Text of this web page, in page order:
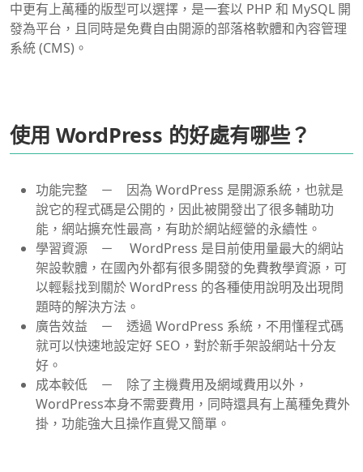
中更有上萬種的版型可以選擇，是一套以 PHP 和 MySQL 開
發為平台，且同時是免費自由開源的部落格軟體和內容管理
系統 (CMS)。
使用 WordPress 的好處有哪些？
功能完整 － 因為 WordPress 是開源系統，也就是
說它的程式碼是公開的，因此被開發出了很多輔助功
能，網站擴充性最高，有助於網站經營的永續性。
學習資源 － WordPress 是目前使用量最大的網站
架設軟體，在國內外都有很多開發的免費教學資源，可
以輕鬆找到關於 WordPress 的各種使用說明及出現問
題時的解決方法。
廣告效益 － 透過 WordPress 系統，不用懂程式碼
就可以快速地設定好 SEO，對於新手架設網站十分友
好。
成本較低 － 除了主機費用及網域費用以外，
WordPress本身不需要費用，同時還具有上萬種免費外
掛，功能強大且操作直覺又簡單。